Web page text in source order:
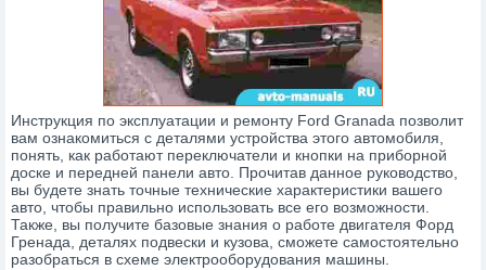
Инструкция по эксплуатации и ремонту Ford Granada позволит
вам ознакомиться с деталями устройства этого автомобиля,
понять, как работают переключатели и кнопки на приборной
доске и передней панели авто. Прочитав данное руководство,
вы будете знать точные технические характеристики вашего
авто, чтобы правильно использовать все его возможности.
Также, вы получите базовые знания о работе двигателя Форд
Гренада, деталях подвески и кузова, сможете самостоятельно
разобраться в схеме электрооборудования машины.